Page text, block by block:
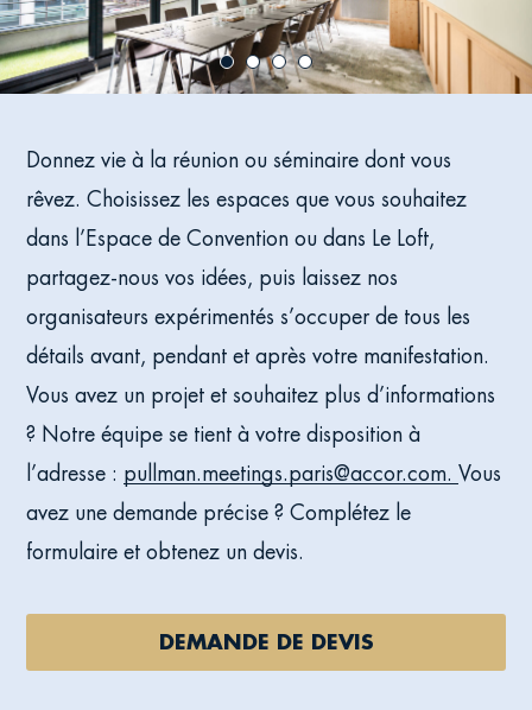
image
Donnez vie à la réunion ou séminaire dont vous
rêvez. Choisissez les espaces que vous souhaitez
dans l’Espace de Convention ou dans Le Loft,
partagez-nous vos idées, puis laissez nos
organisateurs expérimentés s’occuper de tous les
détails avant, pendant et après votre manifestation.
Vous avez un projet et souhaitez plus d’informations
? Notre équipe se tient à votre disposition à
l’adresse : pullman.meetings.paris@accor.com.Vous
avez une demande précise ? Complétez le
formulaire et obtenez un devis.
DEMANDE DE DEVIS